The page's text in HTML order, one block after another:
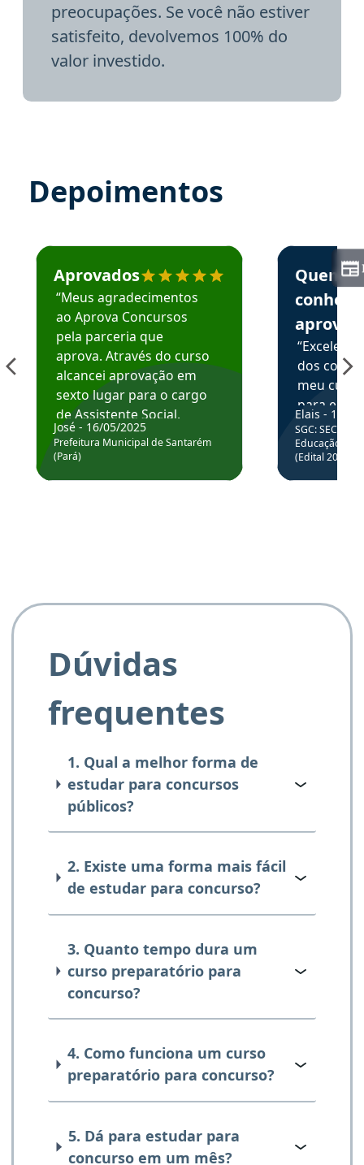
preocupações. Se você não estiver
satisfeito, devolvemos 100% do
valor investido.
Depoimentos
Estudante José recomenda o Aprova Concursos em
Aprovados
“Meus agradecimentos
ao Aprova Concursos
pela parceria que
aprova. Através do curso
alcancei aprovação em
sexto lugar para o cargo
de Assistente Social.
Hoje estou atuando na
Prefeitura de Santarém.
José - 16/05/2025
Prefeitura Municipal de Santarém
(Pará)
Estudante
Quem
aprova
dos
meu
para
colocar
através
de
Elais - 15/
SGC: SEC BA
Educação
(Edital
Dúvidas
frequentes
1. Qual a melhor forma de
estudar para concursos
públicos?
2. Existe uma forma mais fácil
de estudar para concurso?
3. Quanto tempo dura um
curso preparatório para
concurso?
4. Como funciona um curso
preparatório para concurso?
5. Dá para estudar para
concurso em um mês?